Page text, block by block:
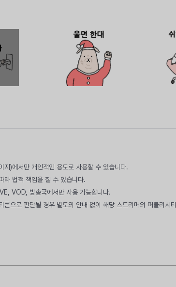
)에서만 개인적인 용도로 사용할 수 있습니다.
라 법적 책임을 질 수 있습니다.
VOD, 방송국에서만 사용 가능합니다.
으로 판단될 경우 별도의 안내 없이 해당 스트리머의 퍼블리시